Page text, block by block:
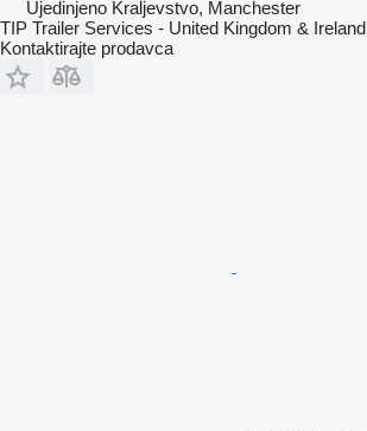
Ujedinjeno Kraljevstvo, Manchester
TIP Trailer Services - United Kingdom & Ireland
Kontaktirajte prodavca